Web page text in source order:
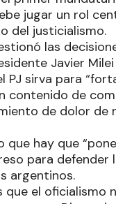
jugar un rol
del justicialismo.
las
Javier
PJ sirva para
contenido de
de dolor de
que hay que
para defender
argentinos.
que el oficialismo